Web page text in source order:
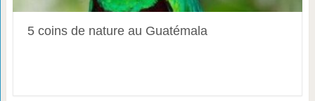
5 coins de nature au Guatémala